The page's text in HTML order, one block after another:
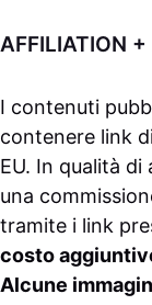
AFFILIATION
I contenuti
contenere link
EU. In qualità
una
tramite i link
costo
Alcune